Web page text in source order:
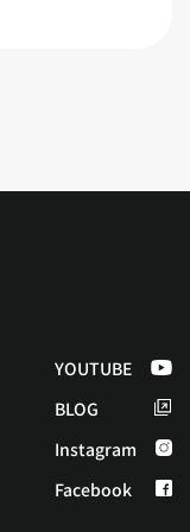
YOUTUBE
BLOG
Instagram
Facebook